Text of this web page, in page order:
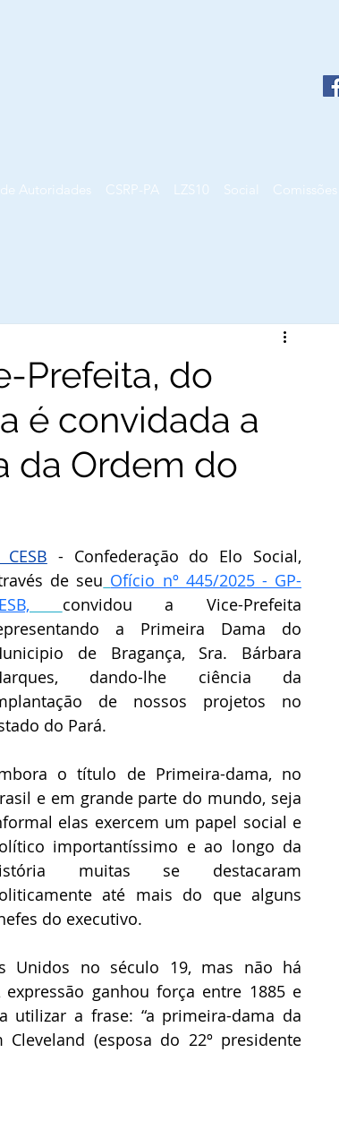
Autoridades CSRP-PA LZS10 Social Comissões
Prefeita, do
é convidada a
da Ordem do
- Confederação do Elo Social,
de seu Ofício nº 445/2025 - GP-
convidou a Vice-Prefeita
a Primeira Dama do
de Bragança, Sra. Bárbara
dando-lhe ciência da
de nossos projetos no
do Pará.
o título de Primeira-dama, no
e em grande parte do mundo, seja
elas exercem um papel social e
importantíssimo e ao longo da
muitas se destacaram
até mais do que alguns
do executivo.
Unidos no século 19, mas não há
ganhou força entre 1885 e
utilizar a frase: “a primeira-dama da
Cleveland (esposa do 22º presidente